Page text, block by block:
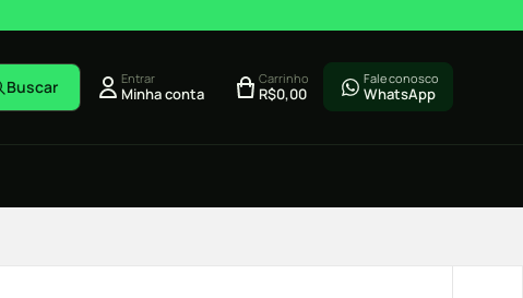
Buscar Entrar
Minha conta
Carrinho
R$0,00
Fale conosco
WhatsApp